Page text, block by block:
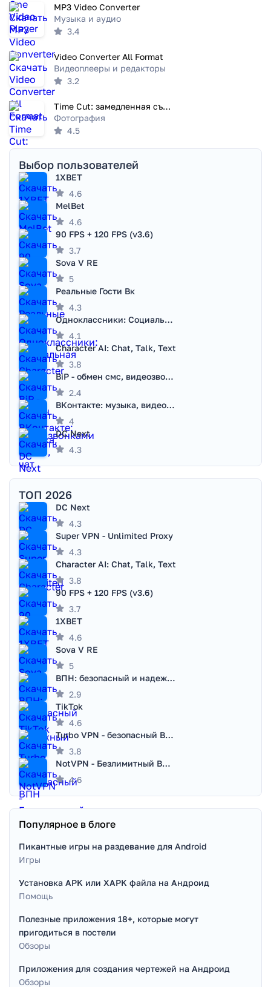
MP3 Video Converter
Музыка и аудио
3.4
Video Converter All Format
Видеоплееры и редакторы
3.2
Time Cut: замедленная съемка
Фотография
4.5
Выбор пользователей
1XBET
4.6
MelBet
4.6
90 FPS + 120 FPS (v3.6)
3.7
Sova V RE
5
Реальные Гости Вк
4.3
Одноклассники: Социальная сеть
4.1
Character AI: Chat, Talk, Text
3.8
BiP - обмен смс, видеозвонками
2.4
ВКонтакте: музыка, видео, чат
4
DC Next
4.3
ТОП 2026
DC Next
4.3
Super VPN - Unlimited Proxy
4.3
Character AI: Chat, Talk, Text
3.8
90 FPS + 120 FPS (v3.6)
3.7
1XBET
4.6
Sova V RE
5
ВПН: безопасный и надежный VPN
2.9
TikTok
4.6
Turbo VPN - безопасный ВПН
3.8
NotVPN - Безлимитный ВПН | VPN
4.6
Популярное в блоге
Пикантные игры на раздевание для Android
Игры
Установка APK или XAPK файла на Андроид
Помощь
Полезные приложения 18+, которые могут
пригодиться в постели
Обзоры
Приложения для создания чертежей на Андроид
Обзоры